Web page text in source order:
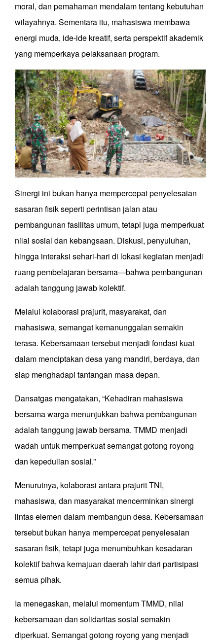
moral, dan pemahaman mendalam tentang kebutuhan
wilayahnya. Sementara itu, mahasiswa membawa
energi muda, ide-ide kreatif, serta perspektif akademik
yang memperkaya pelaksanaan program.
Sinergi ini bukan hanya mempercepat penyelesaian
sasaran fisik seperti perintisan jalan atau
pembangunan fasilitas umum, tetapi juga memperkuat
nilai sosial dan kebangsaan. Diskusi, penyuluhan,
hingga interaksi sehari-hari di lokasi kegiatan menjadi
ruang pembelajaran bersama—bahwa pembangunan
adalah tanggung jawab kolektif.
Melalui kolaborasi prajurit, masyarakat, dan
mahasiswa, semangat kemanunggalan semakin
terasa. Kebersamaan tersebut menjadi fondasi kuat
dalam menciptakan desa yang mandiri, berdaya, dan
siap menghadapi tantangan masa depan.
Dansatgas mengatakan, “Kehadiran mahasiswa
bersama warga menunjukkan bahwa pembangunan
adalah tanggung jawab bersama. TMMD menjadi
wadah untuk memperkuat semangat gotong royong
dan kepedulian sosial.”
Menurutnya, kolaborasi antara prajurit TNI,
mahasiswa, dan masyarakat mencerminkan sinergi
lintas elemen dalam membangun desa. Kebersamaan
tersebut bukan hanya mempercepat penyelesaian
sasaran fisik, tetapi juga menumbuhkan kesadaran
kolektif bahwa kemajuan daerah lahir dari partisipasi
semua pihak.
Ia menegaskan, melalui momentum TMMD, nilai
kebersamaan dan solidaritas sosial semakin
diperkuat. Semangat gotong royong yang menjadi